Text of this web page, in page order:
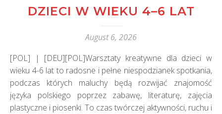
DZIECI W WIEKU 4–6 LAT
August 6, 2026
[POL] | [DEU][POL]Warsztaty kreatywne dla dzieci w
wieku 4-6 lat to radosne i pełne niespodzianek spotkania,
podczas których maluchy będą rozwijać znajomość
języka polskiego poprzez zabawę, literaturę, zajęcia
plastyczne i piosenki. To czas twórczej aktywności, ruchu i